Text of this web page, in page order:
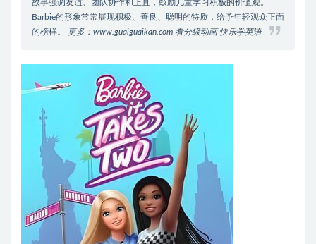
故事强调友谊、团队协作和正直，鼓励儿童学习积极的价值观。
Barbie的形象常常展现积极、善良、聪明的特质，给予年轻观众正面
的榜样。
更多：www.guaiguaikan.com 看分级动画 快乐学英语